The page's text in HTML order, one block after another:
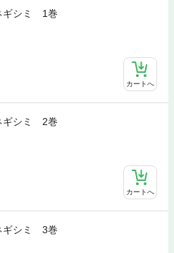
ギシミ 1巻
カートへ
ギシミ 2巻
カートへ
ギシミ 3巻